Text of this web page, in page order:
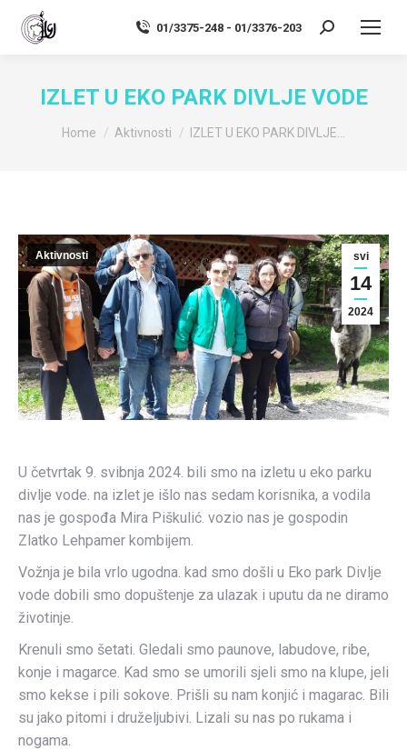
01/3375-248 - 01/3376-203 Search:
IZLET U EKO PARK DIVLJE VODE
You are here:
Home Aktivnosti IZLET U EKO PARK DIVLJE…
svi
14
2024
Aktivnosti
U četvrtak 9. svibnja 2024. bili smo na izletu u eko parku
divlje vode. na izlet je išlo nas sedam korisnika, a vodila
nas je gospođa Mira Piškulić. vozio nas je gospodin
Zlatko Lehpamer kombijem.
Vožnja je bila vrlo ugodna. kad smo došli u Eko park Divlje
vode dobili smo dopuštenje za ulazak i uputu da ne diramo
životinje.
Krenuli smo šetati. Gledali smo paunove, labudove, ribe,
konje i magarce. Kad smo se umorili sjeli smo na klupe, jeli
smo kekse i pili sokove. Prišli su nam konjić i magarac. Bili
su jako pitomi i druželjubivi. Lizali su nas po rukama i
nogama.